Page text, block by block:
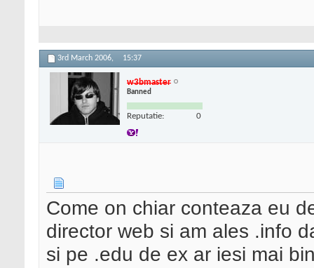
3rd March 2006, 15:37
w3bmaster
Banned
Reputatie: 0
Come on chiar conteaza eu
director web si am ales .info
si pe .edu de ex ar iesi mai